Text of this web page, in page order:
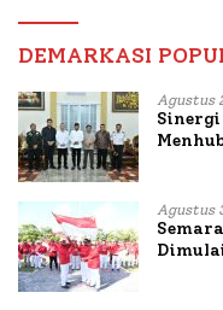
DEMARKASI
Agustus
Agustus